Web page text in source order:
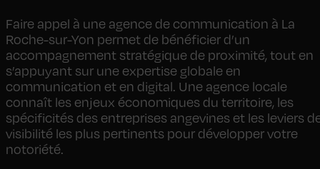
Faire appel à une agence de communication à La
Roche-sur-Yon permet de bénéficier d’un
accompagnement stratégique de proximité, tout en
s’appuyant sur une expertise globale en
communication et en digital. Une agence locale
connaît les enjeux économiques du territoire, les
spécificités des entreprises angevines et les leviers
visibilité les plus pertinents pour développer votre
notoriété.